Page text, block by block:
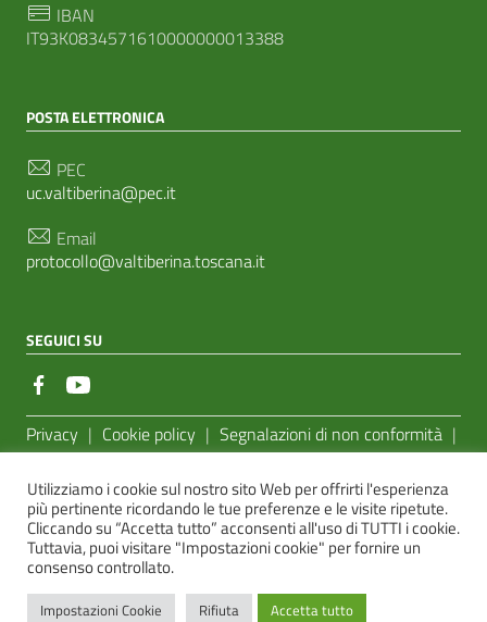
IBAN
IT93K0834571610000000013388
POSTA ELETTRONICA
PEC
uc.valtiberina@pec.it
Email
protocollo@valtiberina.toscana.it
SEGUICI SU
Sezione Link Utili
Privacy | Cookie policy | Segnalazioni di non conformità |
AgID
Sito realizzato dallae-Linking Online Systems S.r.l.
Utilizziamo i cookie sul nostro sito Web per offrirti l'esperienza
più pertinente ricordando le tue preferenze e le visite ripetute.
Cliccando su “Accetta tutto” acconsenti all'uso di TUTTI i cookie.
Tuttavia, puoi visitare "Impostazioni cookie" per fornire un
consenso controllato.
Impostazioni Cookie Rifiuta Accetta tutto